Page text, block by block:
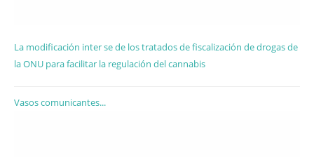
La modificación inter se de los tratados de fiscalización de drogas de
la ONU para facilitar la regulación del cannabis
Vasos comunicantes...